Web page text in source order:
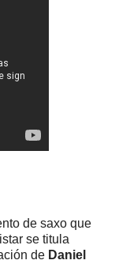
de saxo que
se titula
de Daniel